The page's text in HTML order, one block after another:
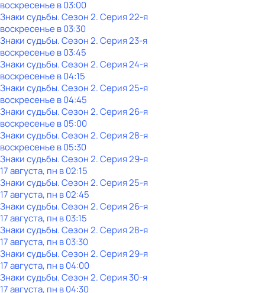
воскресенье в03:00
Знаки судьбы. Сезон 2. Серия 22-я
воскресенье в03:30
Знаки судьбы. Сезон 2. Серия 23-я
воскресенье в03:45
Знаки судьбы. Сезон 2. Серия 24-я
воскресенье в04:15
Знаки судьбы. Сезон 2. Серия 25-я
воскресенье в04:45
Знаки судьбы. Сезон 2. Серия 26-я
воскресенье в05:00
Знаки судьбы. Сезон 2. Серия 28-я
воскресенье в05:30
Знаки судьбы. Сезон 2. Серия 29-я
17 августа, пн в 02:15
Знаки судьбы. Сезон 2. Серия 25-я
17 августа, пн в 02:45
Знаки судьбы. Сезон 2. Серия 26-я
17 августа, пн в 03:15
Знаки судьбы. Сезон 2. Серия 28-я
17 августа, пн в 03:30
Знаки судьбы. Сезон 2. Серия 29-я
17 августа, пн в 04:00
Знаки судьбы. Сезон 2. Серия 30-я
17 августа, пн в 04:30